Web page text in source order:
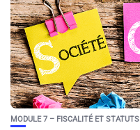
MODULE 7 – FISCALITÉ ET STATUTS